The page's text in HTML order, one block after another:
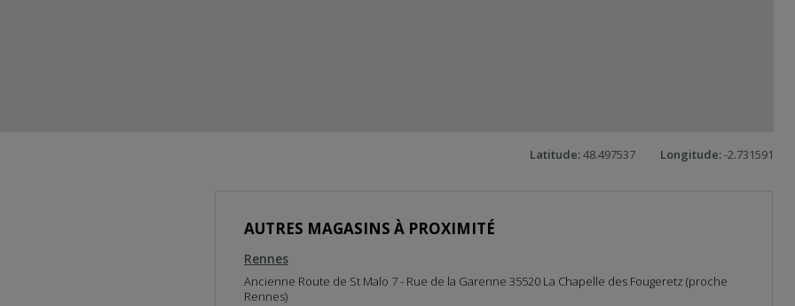
Latitude:48.497537 Longitude:-2.731591
AUTRES MAGASINS À PROXIMITÉ
Rennes
Ancienne Route de St Malo 7 - Rue de la Garenne 35520 La Chapelle des Fougeretz (proche
Rennes)